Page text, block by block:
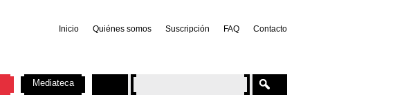
Inicio Quiénes somos Suscripción FAQ Contacto
Mediateca